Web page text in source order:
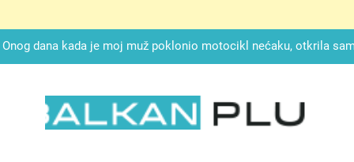
Onog dana kada je moj muž poklonio motocikl nećaku, otkrila
SAM ČAŠU: BIO JE SIN ŽENE ZA KOJU SU
mi je svekrva čupala infuziju i šaptala da umrem kako bi se
nije znala da je ispod zavoja ostao gumb koji je snimao svaku